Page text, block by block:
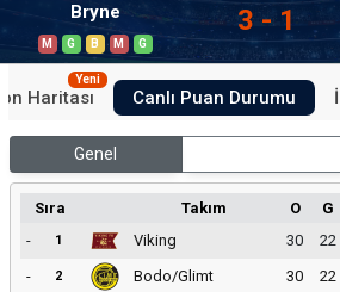
Bryne
M G B M G
3 - 1
Haritası
Yeni
Canlı Puan Durumu
Genel
Sıra Takım O G
-
1 Viking 30 22
-
2 Bodo/Glimt 30 22